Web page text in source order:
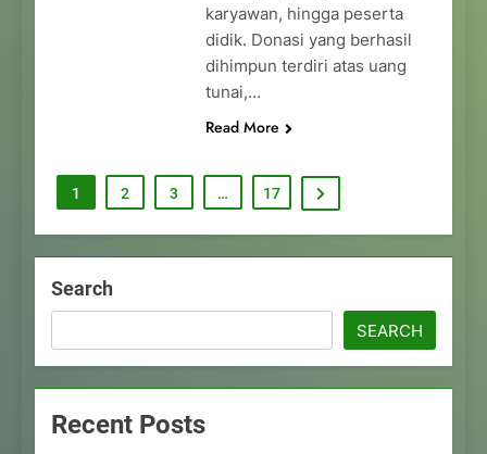
karyawan, hingga peserta
didik. Donasi yang berhasil
dihimpun terdiri atas uang
tunai,…
Read More
1 2 3 … 17
Search
SEARCH
Recent Posts